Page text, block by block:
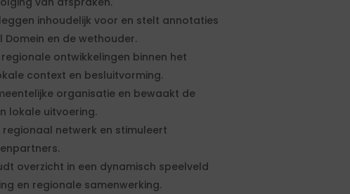
inhoudelijk voor en stelt annotaties
en de wethouder.
ontwikkelingen binnen het
context en besluitvorming.
organisatie en bewaakt de
lokale uitvoering.
netwerk en stimuleert
overzicht in een dynamisch speelveld
en regionale samenwerking.